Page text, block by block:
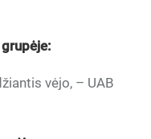
vėjo, – UAB